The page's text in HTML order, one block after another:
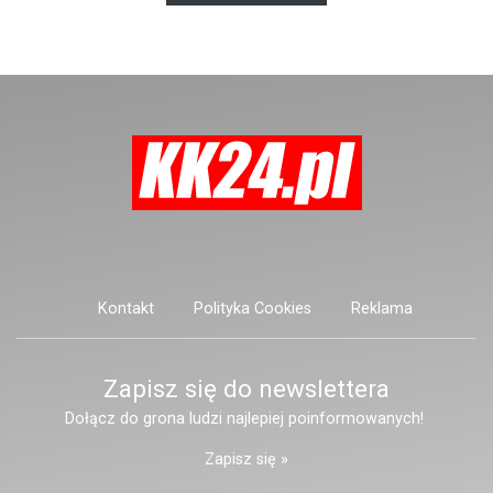
posiadać niebezpieczne
Kontakt Polityka Cookies Reklama
Zapisz się do newslettera
Dołącz do grona ludzi najlepiej poinformowanych!
Zapisz się »